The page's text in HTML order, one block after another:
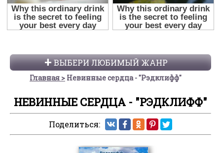
ВЫБЕРИ ЛЮБИМЫЙ ЖАНР
Главная Невинные сердца - "Рэдклифф"
НЕВИННЫЕ СЕРДЦА - "РЭДКЛИФФ"
Поделиться: